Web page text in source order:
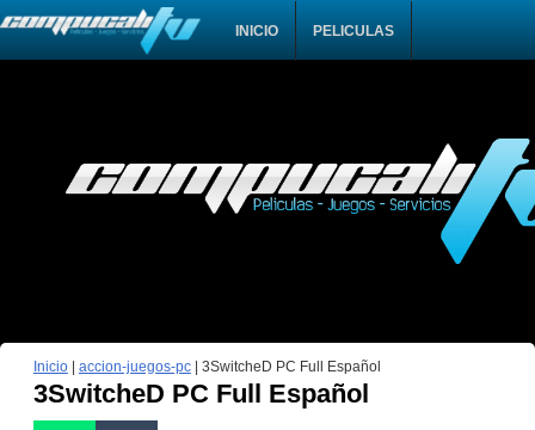
INICIO PELICULAS
Inicio| accion-juegos-pc| 3SwitcheD PC Full Español
3SwitcheD PC Full Español